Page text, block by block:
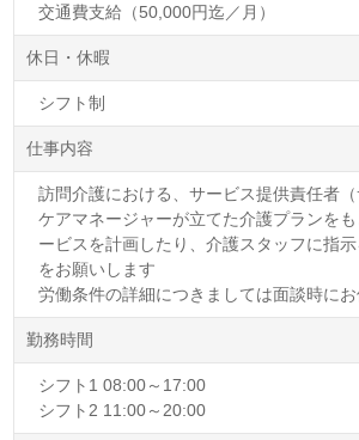
交通費支給（50,000円迄／月）
休日・休暇
シフト制
仕事内容
訪問介護における、サービス提供責任者
ケアマネージャーが立てた介護プランを
ービスを計画したり、介護スタッフに指
をお願いします
労働条件の詳細につきましては面談時にお
勤務時間
シフト1 08:00～17:00
シフト2 11:00～20:00